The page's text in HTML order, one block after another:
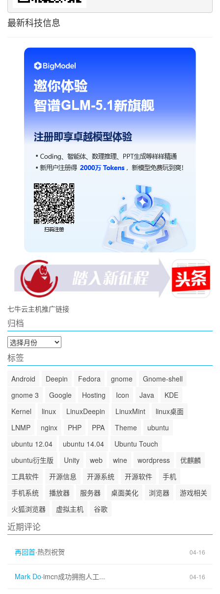
最新科技信息
七牛云主机推广链接
归档
归
档
标签
Android Deepin Fedora gnome
Gnome-shell
gnome 3
Google Hosting Icon Java
KDE
Kernel
linux LinuxDeepin LinuxMint
linux桌面
LNMP
nginx PHP PPA Theme
ubuntu
ubuntu 12.04
ubuntu 14.04
Ubuntu Touch
ubuntu衍生版
Unity web wine wordpress
优麒麟
工具软件
开源信息 开源系统 开源软件
手机
手机系统
播放器 服务器 桌面美化 浏览器
游戏相关
火狐浏览器
虚拟主机 谷歌
近期评论
再回首·热烈祝贺 04-16
Mark Do·imcn成功拥抱人工... 04-16